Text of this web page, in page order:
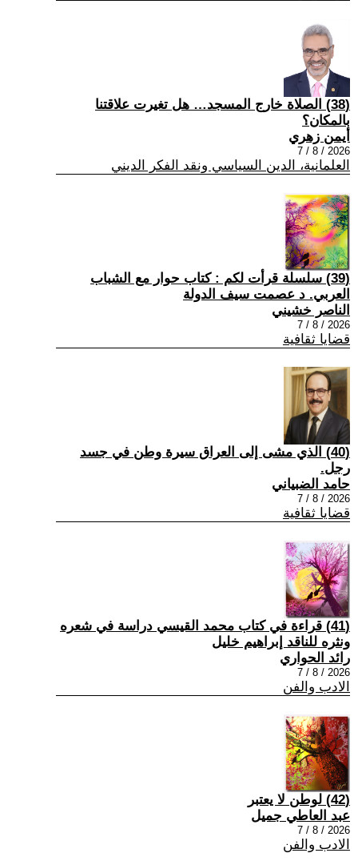
(38) الصلاة خارج المسجد… هل تغيرت علاقتنا
بالمكان؟
أيمن زهري
2026 / 8 / 7
العلمانية، الدين السياسي ونقد الفكر الديني
(39) سلسلة قرأت لكم : كتاب حوار مع الشباب
العربي. د عصمت سيف الدولة
الناصر خشيني
2026 / 8 / 7
قضايا ثقافية
(40) الذي مشى إلى العراق سيرة وطن في جسد
رجل.
حامد الضبياني
2026 / 8 / 7
قضايا ثقافية
(41) قراءة في كتاب محمد القيسي دراسة في شعره
ونثره للناقد إبراهيم خليل
رائد الحواري
2026 / 8 / 7
الادب والفن
(42) لوطن لا يعتبر
عبد العاطي جميل
2026 / 8 / 7
الادب والفن